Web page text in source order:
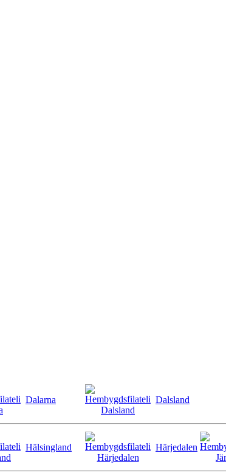
Dalarna Dalsland
Hälsingland Härjedalen